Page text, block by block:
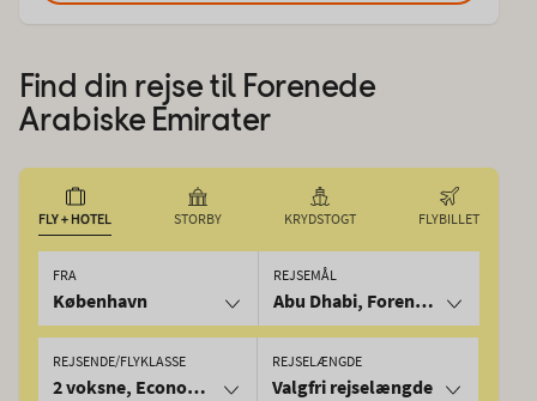
Find din rejse til Forenede
Arabiske Emirater
FLY + HOTEL STORBY KRYDSTOGT FLYBILLET
FRA
København
REJSEMÅL
Abu Dhabi, Forenede Arabiske
REJSELÆNGDE
Valgfri rejselængde
REJSENDE/FLYKLASSE
2 voksne, Economy